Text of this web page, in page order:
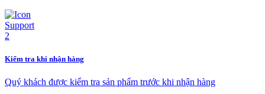
Kiểm tra khi nhận hàng
Quý khách được kiểm tra sản phẩm trước khi nhận hàng